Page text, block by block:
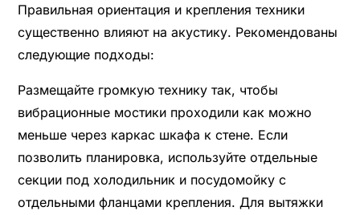
Правильная ориентация и крепления техники
существенно влияют на акустику. Рекомендованы
следующие подходы:
Размещайте громкую технику так, чтобы
вибрационные мостики проходили как можно
меньше через каркас шкафа к стене. Если
позволить планировка, используйте отдельные
секции под холодильник и посудомойку с
отдельными фланцами крепления. Для вытяжки